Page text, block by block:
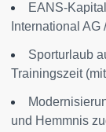
EANS-
International AG
Sporturlaub
Trainingszeit
und Hemmnis